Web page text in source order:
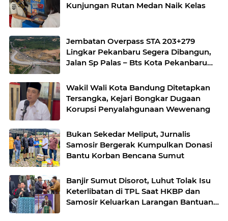
Kunjungan Rutan Medan Naik Kelas
Jembatan Overpass STA 203+279
Lingkar Pekanbaru Segera Dibangun,
Jalan Sp Palas – Bts Kota Pekanbaru
Pengalihan Jalur
Wakil Wali Kota Bandung Ditetapkan
Tersangka, Kejari Bongkar Dugaan
Korupsi Penyalahgunaan Wewenang
Bukan Sekedar Meliput, Jurnalis
Samosir Bergerak Kumpulkan Donasi
Bantu Korban Bencana Sumut
Banjir Sumut Disorot, Luhut Tolak Isu
Keterlibatan di TPL Saat HKBP dan
Samosir Keluarkan Larangan Bantuan